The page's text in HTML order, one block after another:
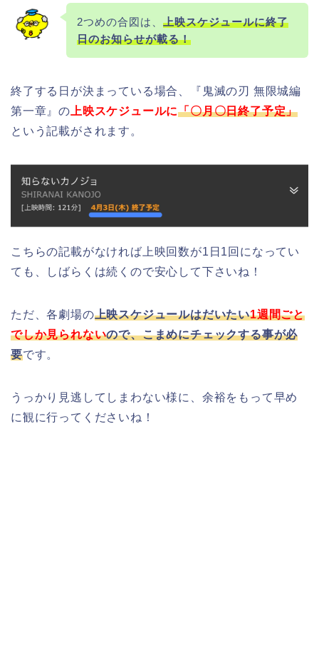
2つめの合図は、 上映スケジュールに終了
日のお知らせが載る！
終了する日が決まっている場合、『鬼滅の刃 無限城編
第一章』の上映スケジュールに「〇月〇日終了予定」
という記載がされます。
こちらの記載がなければ上映回数が1日1回になってい
ても、しばらくは続くので安心して下さいね！
ただ、各劇場の上映スケジュールはだいたい1週間ごと
でしか見られないので、こまめにチェックする事が必
要です。
うっかり見逃してしまわない様に、余裕をもって早め
に観に行ってくださいね！